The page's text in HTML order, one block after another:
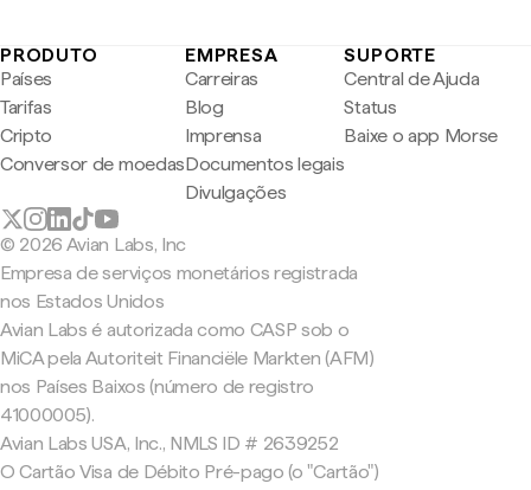
PRODUTO
Países
Tarifas
Cripto
Conversor de moedas
EMPRESA
Carreiras
Blog
Imprensa
Documentos legais
Divulgações
SUPORTE
Central de Ajuda
Status
Baixe o app Morse
© 2026 Avian Labs, Inc
Empresa de serviços monetários registrada
nos Estados Unidos
Avian Labs é autorizada como CASP sob o
MiCA pela Autoriteit Financiële Markten (AFM)
nos Países Baixos (número de registro
41000005).
Avian Labs USA, Inc., NMLS ID # 2639252
O Cartão Visa de Débito Pré-pago (o "Cartão")